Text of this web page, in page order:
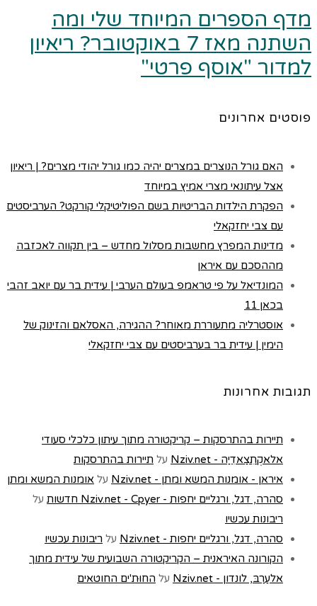
מדף הספרים המיוחד שלי ומה
השתנה מאז 7 באוקטובר? ריאיון
למדור "אוסף פרטי"
פוסטים אחרונים
האם גורל הנוצרים במצרים יהיה כמו גורל יהודי מצרים? | ריאיון
אצל עיתונאי מצרי אמיץ במיוחד
הפקרת הילדות הבריטיות בשם הפוליטיקלי קורקט? הערביסטים
עם צבי יחזקאלי
מדינות המפרץ מחשבות מסלול מחדש – בין תקווה לאכזבה
מההסכם עם איראן
המונדיאל על פי טראמפ בעולם הערבי | עידית בר עם יואב זהבי
בכאן 11
אוסטרליה מתעוררת מאוחר? ההגירה, האסלאם והזינוק של
הימין | עידית בר בערביסטים עם צבי יחזקאלי
תגובות אחרונות
תיירות בהתרסקות – קריקטורה מתוך עיתון כלכלי סעודי
אלאקְתִצַאדִיַה - Nziv.net
על תיירות בהתרסקות
איראן - אומנות המשא ומתן - Nziv.net
על אומנות המשא ומתן
סהרה, דגל, ורגליים יחפות - Nziv.net - Cpyer חדשות
על
ריבונות עכשיו
סהרה, דגל, ורגליים יחפות - Nziv.net
על ריבונות עכשיו
הקורונה האיראנית – הקריקטורה השבועית של עידית מתוך
אלעַרַבּ, לונדון - Nziv.net
על החוּת'ים החוטאים